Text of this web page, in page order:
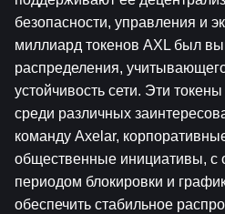
безопасности, управления и
миллиард токенов AXL был
распределения,
устойчивость сети. Эти
среди различных
команду Axelar,
общественные инициативы, с
периодом блокировки и
обеспечить стабильное